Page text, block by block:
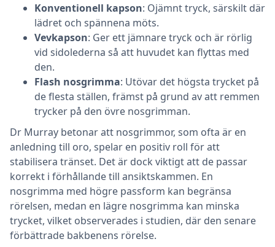
Konventionell kapson: Ojämnt tryck, särskilt där
lädret och spännena möts.
Vevkapson: Ger ett jämnare tryck och är rörlig
vid sidolederna så att huvudet kan flyttas med
den.
Flash nosgrimma: Utövar det högsta trycket på
de flesta ställen, främst på grund av att remmen
trycker på den övre nosgrimman.
Dr Murray betonar att nosgrimmor, som ofta är en
anledning till oro, spelar en positiv roll för att
stabilisera tränset. Det är dock viktigt att de passar
korrekt i förhållande till ansiktskammen. En
nosgrimma med högre passform kan begränsa
rörelsen, medan en lägre nosgrimma kan minska
trycket, vilket observerades i studien, där den senare
förbättrade bakbenens rörelse.